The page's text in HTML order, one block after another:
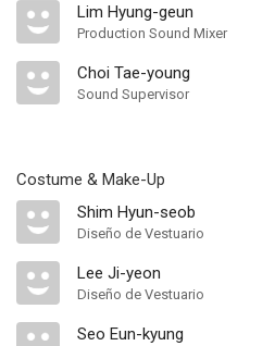
Lim Hyung-geun
Production Sound Mixer
Choi Tae-young
Sound Supervisor
Costume & Make-Up
Shim Hyun-seob
Diseño de Vestuario
Lee Ji-yeon
Diseño de Vestuario
Seo Eun-kyung